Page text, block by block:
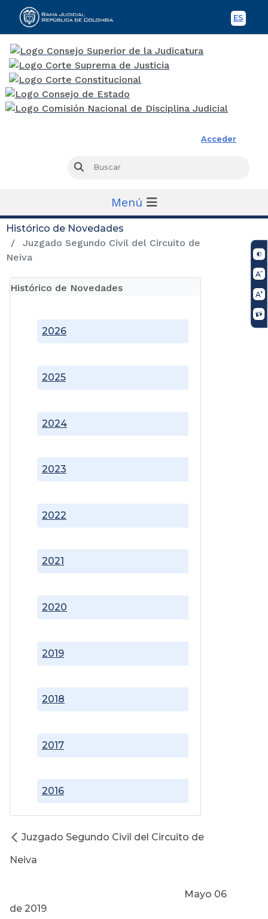
ES
Acceder
Buscar
Menú
Histórico de Novedades
Juzgado Segundo Civil del Circuito de
Neiva
Histórico de Novedades
2016
2017
2018
2019
2020
2021
2022
2023
2024
2025
2026
Juzgado Segundo Civil del Circuito de
Neiva
Mayo 06
de 2019